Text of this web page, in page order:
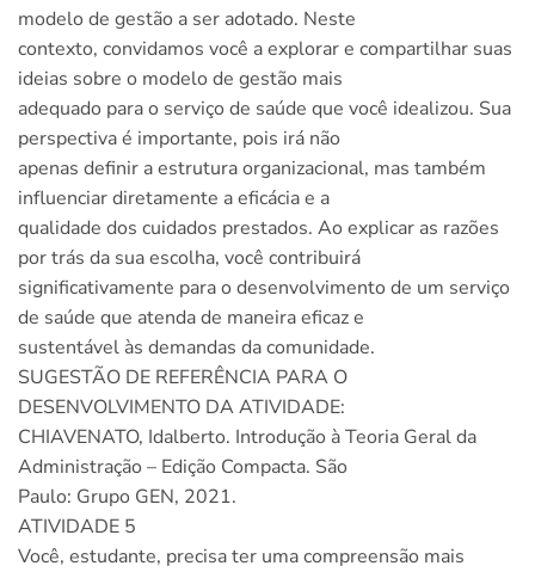
modelo de gestão a ser adotado. Neste
contexto, convidamos você a explorar e compartilhar suas
ideias sobre o modelo de gestão mais
adequado para o serviço de saúde que você idealizou. Sua
perspectiva é importante, pois irá não
apenas definir a estrutura organizacional, mas também
influenciar diretamente a eficácia e a
qualidade dos cuidados prestados. Ao explicar as razões
por trás da sua escolha, você contribuirá
significativamente para o desenvolvimento de um serviço
de saúde que atenda de maneira eficaz e
sustentável às demandas da comunidade.
SUGESTÃO DE REFERÊNCIA PARA O
DESENVOLVIMENTO DA ATIVIDADE:
CHIAVENATO, Idalberto. Introdução à Teoria Geral da
Administração – Edição Compacta. São
Paulo: Grupo GEN, 2021.
ATIVIDADE 5
Você, estudante, precisa ter uma compreensão mais